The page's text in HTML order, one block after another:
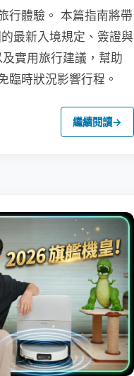
行體驗。 本篇指南將帶
最新入境規定、簽證與
實用旅行建議，幫助
臨時狀況影響行程。
繼續閱讀→